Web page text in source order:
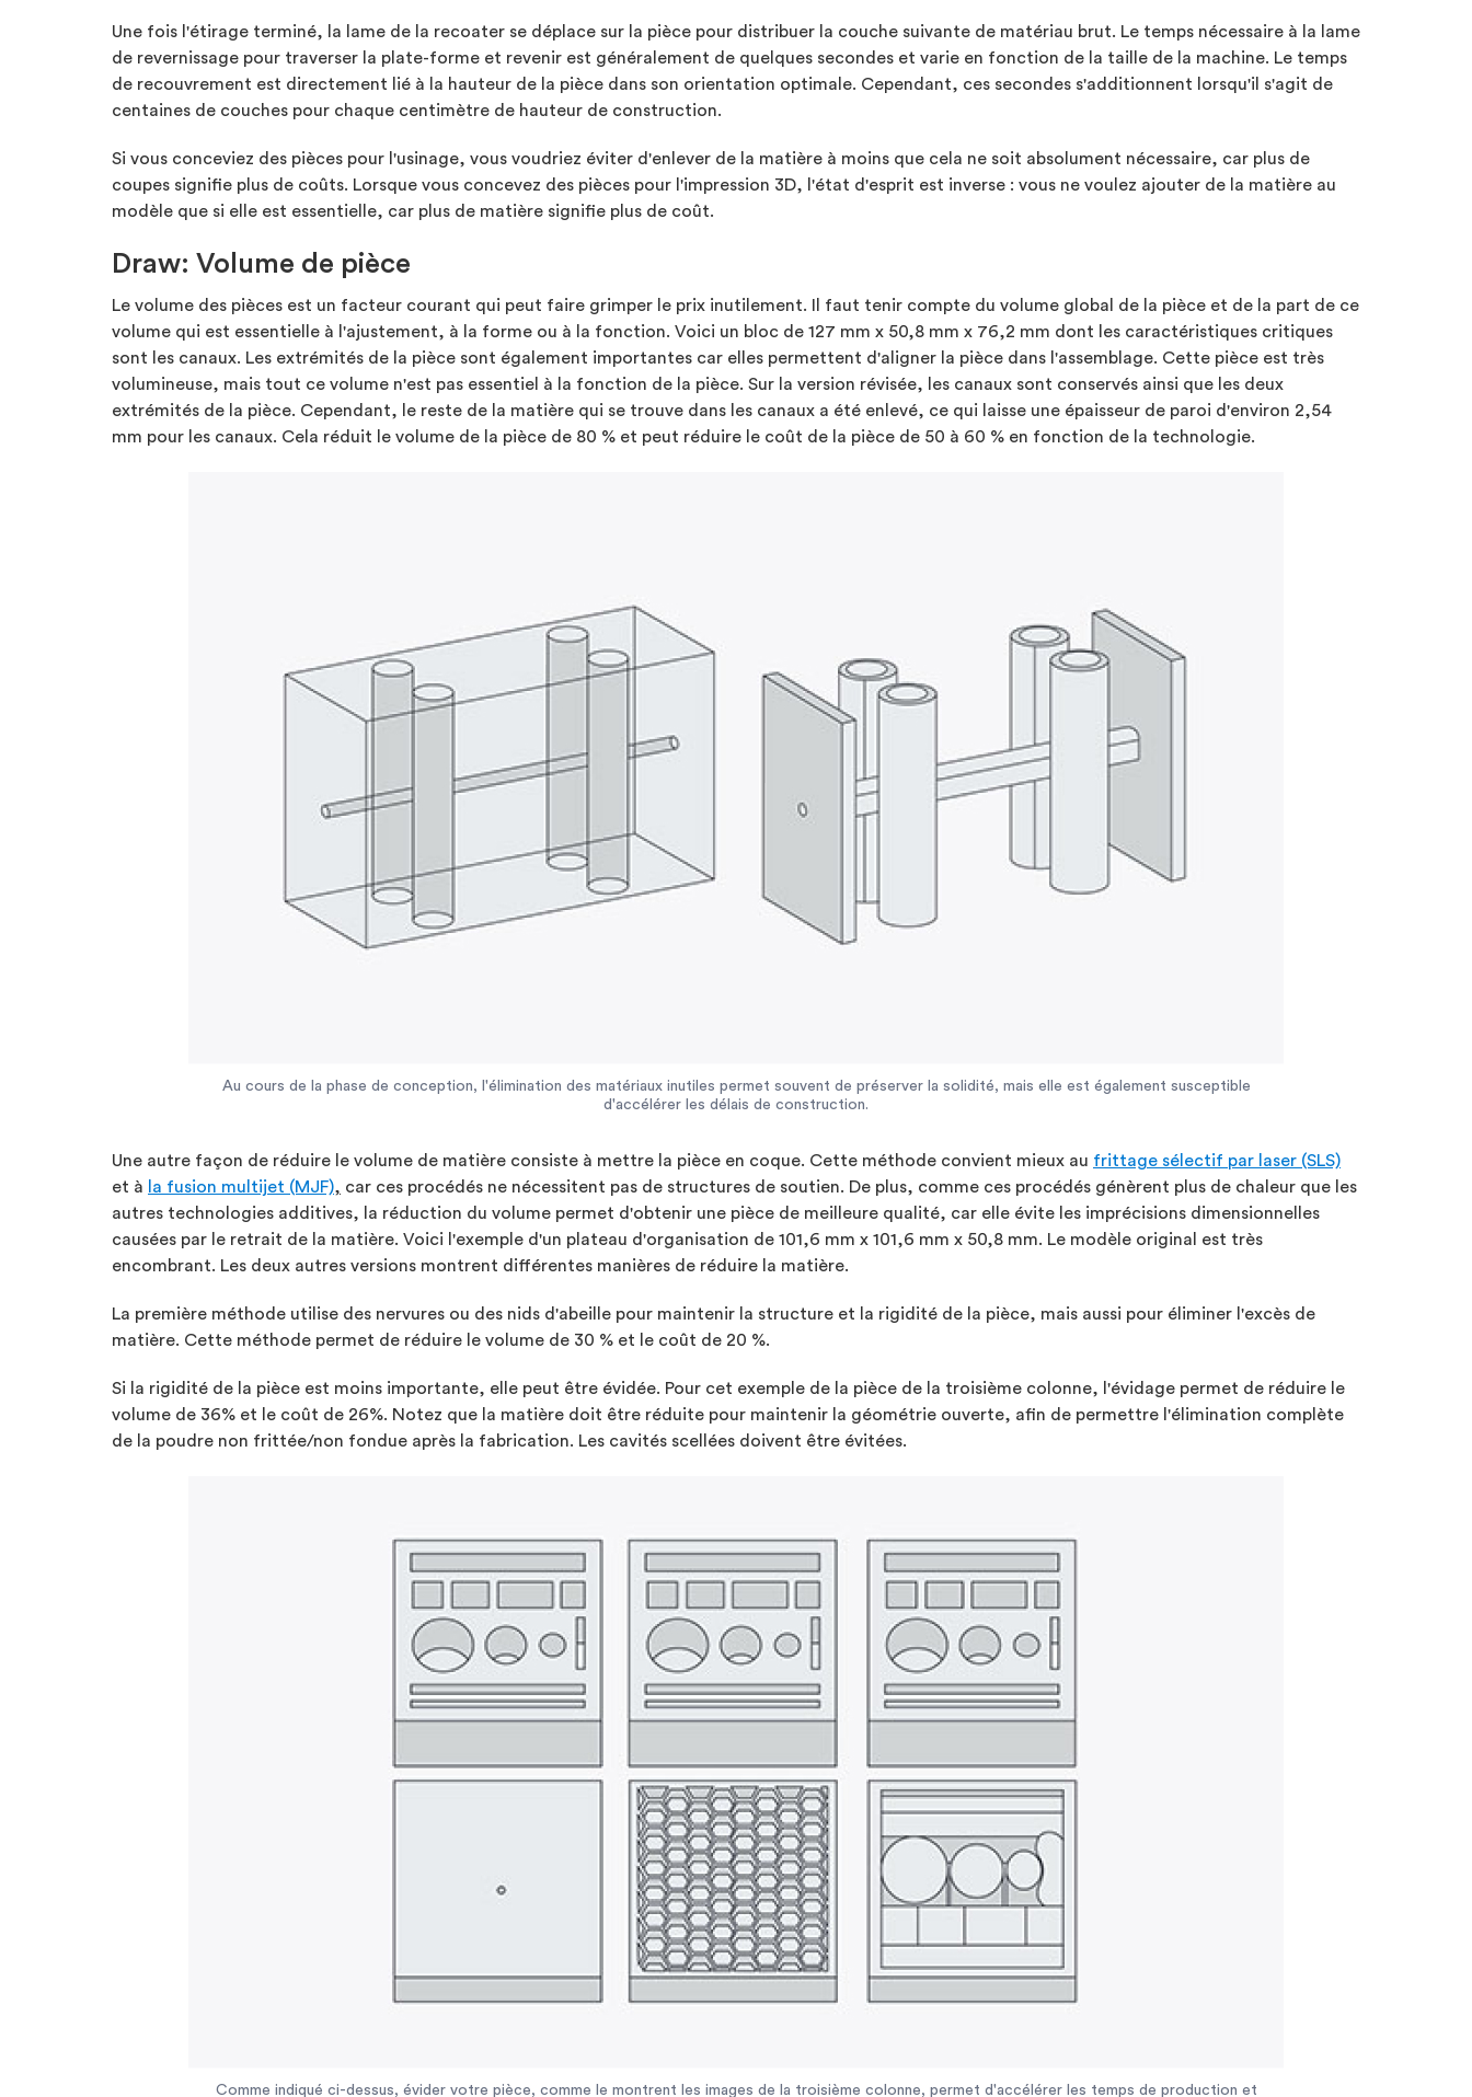
Une fois l'étirage terminé, la lame de la recoater se déplace sur la pièce pour distribuer la couche suivante de matériau brut. Le temps nécessaire à la lame
de revernissage pour traverser la plate-forme et revenir est généralement de quelques secondes et varie en fonction de la taille de la machine. Le temps
de recouvrement est directement lié à la hauteur de la pièce dans son orientation optimale. Cependant, ces secondes s'additionnent lorsqu'il s'agit de
centaines de couches pour chaque centimètre de hauteur de construction.
Si vous conceviez des pièces pour l'usinage, vous voudriez éviter d'enlever de la matière à moins que cela ne soit absolument nécessaire, car plus de
coupes signifie plus de coûts. Lorsque vous concevez des pièces pour l'impression 3D, l'état d'esprit est inverse : vous ne voulez ajouter de la matière au
modèle que si elle est essentielle, car plus de matière signifie plus de coût.
Draw: Volume de pièce
Le volume des pièces est un facteur courant qui peut faire grimper le prix inutilement. Il faut tenir compte du volume global de la pièce et de la part de ce
volume qui est essentielle à l'ajustement, à la forme ou à la fonction. Voici un bloc de 127 mm x 50,8 mm x 76,2 mm dont les caractéristiques critiques
sont les canaux. Les extrémités de la pièce sont également importantes car elles permettent d'aligner la pièce dans l'assemblage. Cette pièce est très
volumineuse, mais tout ce volume n'est pas essentiel à la fonction de la pièce. Sur la version révisée, les canaux sont conservés ainsi que les deux
extrémités de la pièce. Cependant, le reste de la matière qui se trouve dans les canaux a été enlevé, ce qui laisse une épaisseur de paroi d'environ 2,54
mm pour les canaux. Cela réduit le volume de la pièce de 80 % et peut réduire le coût de la pièce de 50 à 60 % en fonction de la technologie.
Au cours de la phase de conception, l'élimination des matériaux inutiles permet souvent de préserver la solidité, mais elle est également susceptible
d'accélérer les délais de construction.
Une autre façon de réduire le volume de matière consiste à mettre la pièce en coque. Cette méthode convient mieux au frittage sélectif par laser (SLS)
et à
la fusion multijet (MJF), car ces procédés ne nécessitent pas de structures de soutien. De plus, comme ces procédés génèrent plus de chaleur que les
autres technologies additives, la réduction du volume permet d'obtenir une pièce de meilleure qualité, car elle évite les imprécisions dimensionnelles
causées par le retrait de la matière. Voici l'exemple d'un plateau d'organisation de 101,6 mm x 101,6 mm x 50,8 mm. Le modèle original est très
encombrant. Les deux autres versions montrent différentes manières de réduire la matière.
La première méthode utilise des nervures ou des nids d'abeille pour maintenir la structure et la rigidité de la pièce, mais aussi pour éliminer l'excès de
matière. Cette méthode permet de réduire le volume de 30 % et le coût de 20 %.
Si la rigidité de la pièce est moins importante, elle peut être évidée. Pour cet exemple de la pièce de la troisième colonne, l'évidage permet de réduire le
volume de 36% et le coût de 26%. Notez que la matière doit être réduite pour maintenir la géométrie ouverte, afin de permettre l'élimination complète
de la poudre non frittée/non fondue après la fabrication. Les cavités scellées doivent être évitées.
Comme indiqué ci-dessus, évider votre pièce, comme le montrent les images de la troisième colonne, permet d'accélérer les temps de production et